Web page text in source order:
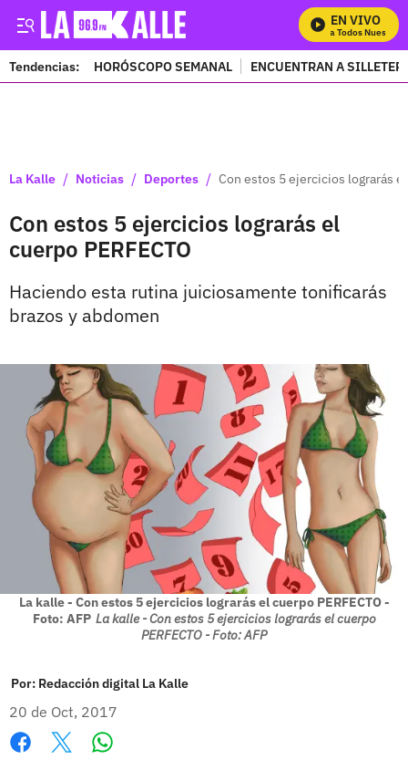
EN VIVO
Mira Todos Nuestros
Tendencias: HORÓSCOPO SEMANAL ENCUENTRAN A
La Kalle / Noticias / Deportes / Con estos 5 ejercicios lograrás el
Con estos 5 ejercicios lograrás el
cuerpo PERFECTO
Haciendo esta rutina juiciosamente tonificarás
brazos y abdomen
La kalle - Con estos 5 ejercicios lograrás el cuerpo PERFECTO -
Foto: AFP La kalle - Con estos 5 ejercicios lograrás el cuerpo
PERFECTO - Foto: AFP
Por: Redacción digital La Kalle
20 de Oct, 2017